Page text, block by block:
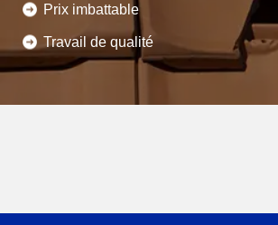
Prix imbattable
Travail de qualité